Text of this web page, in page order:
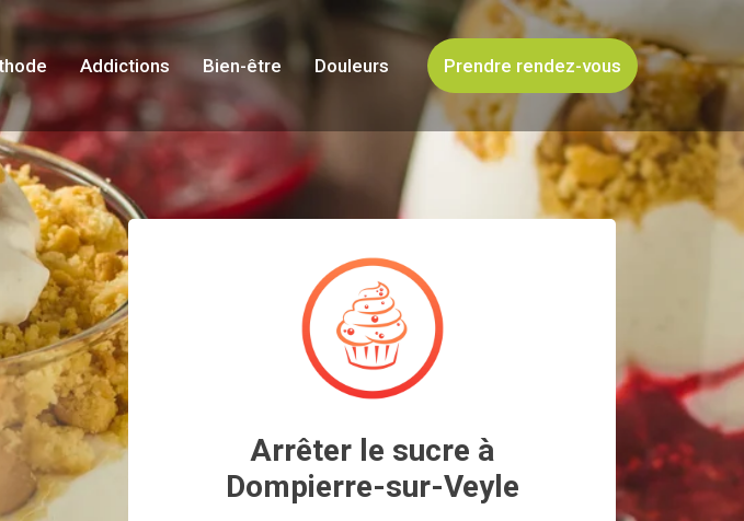
Addictions Bien-être Douleurs Prendre rendez-vous
Arrêter le sucre à
Dompierre-sur-Veyle